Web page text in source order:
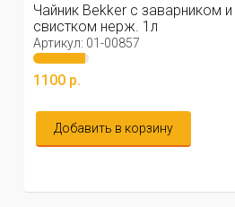
Чайник Bekker с заварником и
свистком нерж. 1л
Артикул: 01-00857
1100 р.
Добавить в корзину